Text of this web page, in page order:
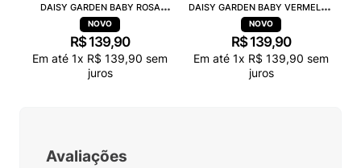
DAISY GARDEN BABY ROSA
PRETO 38115
R$ 139,90
Em até 1x R$ 139,90 sem
juros
DAISY GARDEN BABY VERMELHO
PRETO 38115
R$ 139,90
Em até 1x R$ 139,90 sem
juros
Avaliações